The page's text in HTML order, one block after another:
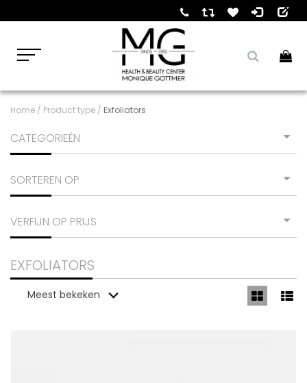
Home / Product type / Exfoliators
CATEGORIEËN
SORTEREN OP
VERFIJN OP PRIJS
EXFOLIATORS
Meest bekeken